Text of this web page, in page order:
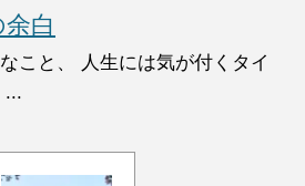
白
こと、 人生には気が付くタイ
...